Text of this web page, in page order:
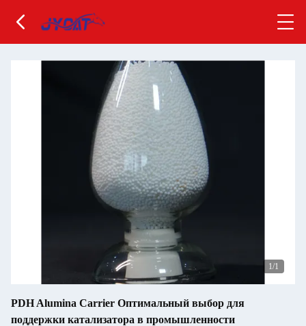
1/1
PDH Alumina Carrier Оптимальный выбор для
поддержки катализатора в промышленности